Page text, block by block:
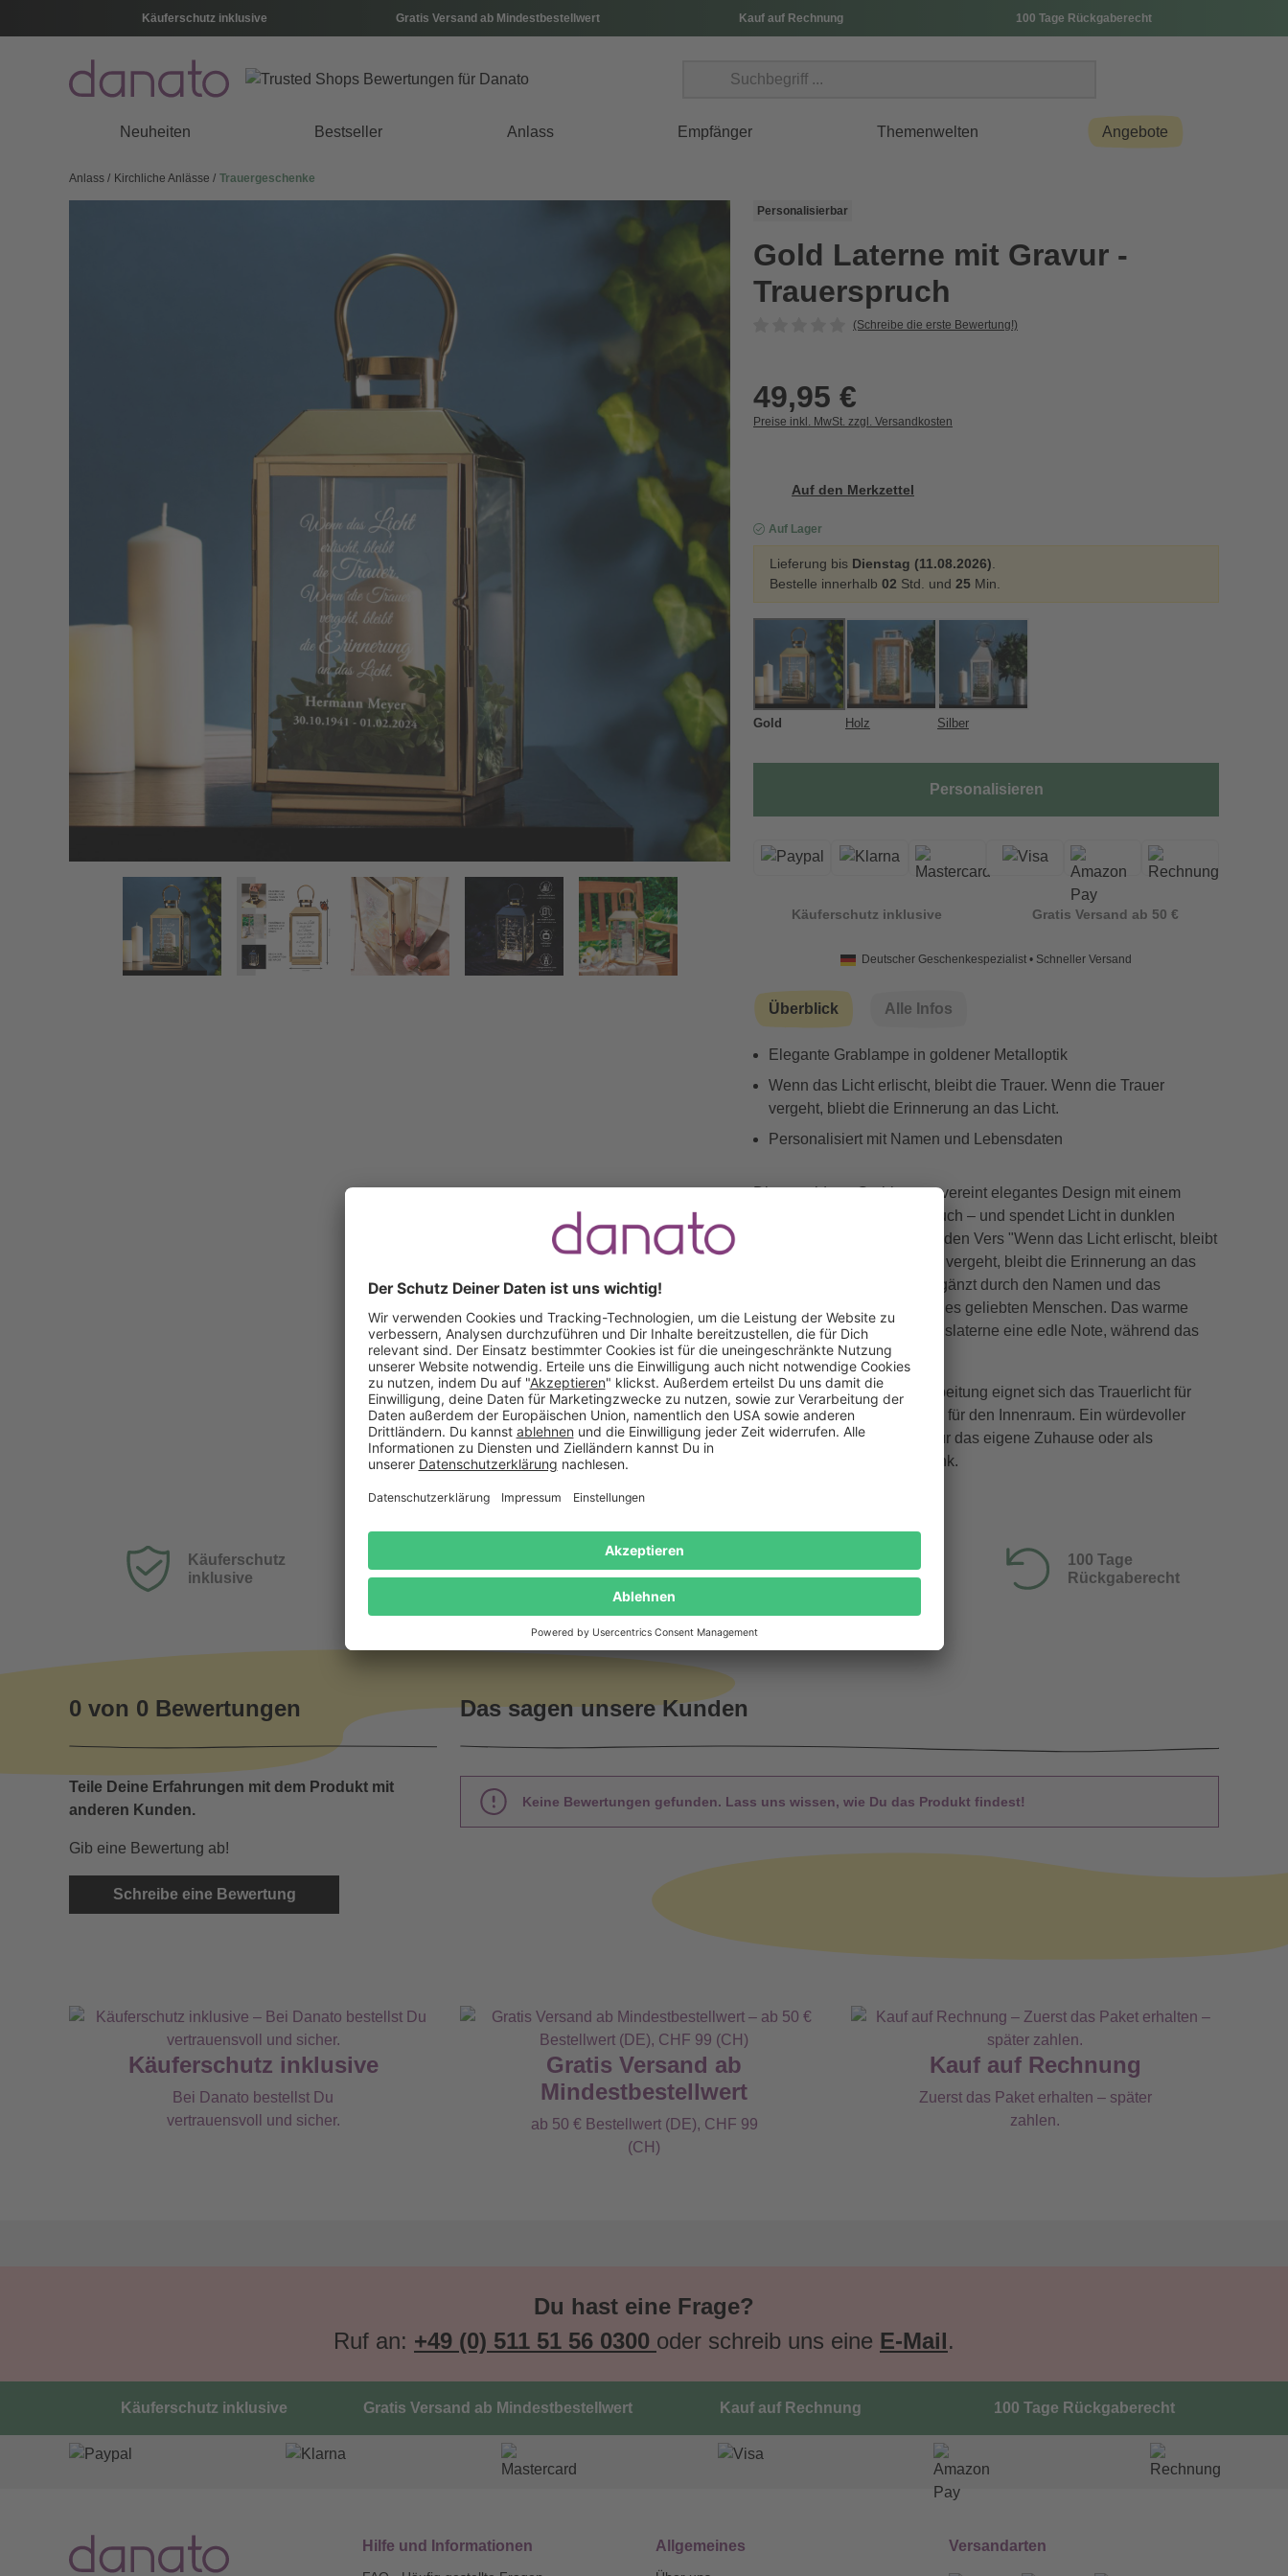
Käuferschutz inklusive Gratis Versand ab Mindestbestellwert Kauf auf Rechnung 100 Tage Rückgaberecht
Neuheiten Bestseller Anlass Empfänger Themenwelten Angebote
Anlass Kirchliche Anlässe Trauergeschenke
Zurück Vorwärts
Personalisierbar
Gold Laterne mit Gravur -
Trauerspruch
(Schreibe die erste Bewertung!)
49,95 €
Preise inkl. MwSt. zzgl. Versandkosten
Auf den Merkzettel
Auf Lager
Lieferung bis Dienstag (11.08.2026)
Bestelle innerhalb 02 Std. und 25 Min.
Gold Holz Silber
Personalisieren
Käuferschutz inklusive Gratis Versand ab 50 €
Deutscher Geschenkespezialist • Schneller Versand
Überblick Alle Infos
Elegante Grablampe in goldener Metalloptik
Wenn das Licht erlischt, bleibt die Trauer. Wenn die Trauer
vergeht, bliebt die Erinnerung an das Licht.
Personalisiert mit Namen und Lebensdaten
Diese goldene Grablaterne vereint elegantes Design mit einem
bewegenden Abschiedsspruch – und spendet Licht in dunklen
Momenten. Die Gravur trägt den Vers "Wenn das Licht erlischt, bleibt
die Trauer. Wenn die Trauer vergeht, bleibt die Erinnerung an das
Licht" in filigraner Schrift, ergänzt durch den Namen und das
Geburts- und Sterbedatum des geliebten Menschen. Das warme
Gold verleiht der Erinnerungslaterne eine edle Note, während das
sanfte Licht Trost spendet.
Durch die wetterfeste Verarbeitung eignet sich das Trauerlicht für
den Außenbereich wie auch für den Innenraum. Ein würdevoller
Lichtgruß zum Abschied – für das eigene Zuhause oder als
mitfühlendes Trauergeschenk.
Käuferschutz
inklusive
Mindestbestellwert
Rechnung
100 Tage
Rückgaberecht
0 von 0 Bewertungen
Teile Deine Erfahrungen mit dem Produkt mit
anderen Kunden.
Gib eine Bewertung ab!
Schreibe eine Bewertung
Das sagen unsere Kunden
Keine Bewertungen gefunden. Lass uns wissen, wie Du das Produkt findest!
Käuferschutz inklusive
Bei Danato bestellst Du
vertrauensvoll und sicher.
Gratis Versand ab
Mindestbestellwert
ab 50 € Bestellwert (DE), CHF 99
(CH)
Kauf auf Rechnung
Zuerst das Paket erhalten – später
zahlen.
Du hast eine Frage?
Ruf an: +49 (0) 511 51 56 0300 oder schreib uns eine E-Mail.
Käuferschutz inklusive Gratis Versand ab Mindestbestellwert Kauf auf Rechnung 100 Tage Rückgaberecht
Versandarten
Hilfe und Informationen Allgemeines